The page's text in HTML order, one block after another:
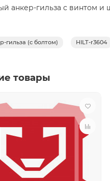
анкер-гильза с винтом и
гильза (с болтом) HILT-r3604
товары